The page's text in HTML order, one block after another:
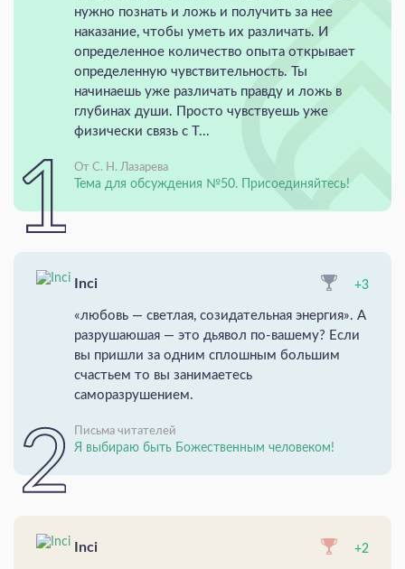
нужно познать и ложь и получить за нее
наказание, чтобы уметь их различать. И
определенное количество опыта открывает
определенную чувствительность. Ты
начинаешь уже различать правду и ложь в
глубинах души. Просто чувствуешь уже
физически связь с Т...
От С. Н. Лазарева
Тема для обсуждения №50. Присоединяйтесь!
Inci +3
«любовь — светлая, созидательная энергия». А
разрушаюшая — это дьявол по-вашему? Если
вы пришли за одним сплошным большим
счастьем то вы занимаетесь
саморазрушением.
Письма читателей
Я выбираю быть Божественным человеком!
Inci +2